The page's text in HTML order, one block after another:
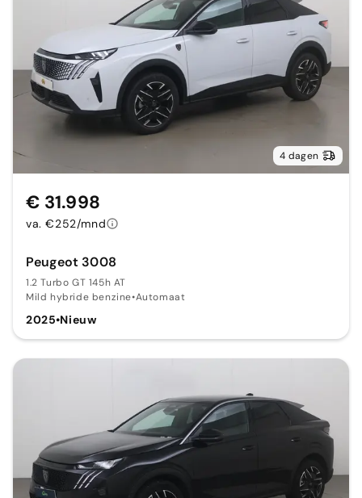
4 dagen
Peugeot 3008
1.2 Turbo GT 145h AT
Mild hybride benzine•Automaat
2025•Nieuw
€ 31.998
va. €252/mnd